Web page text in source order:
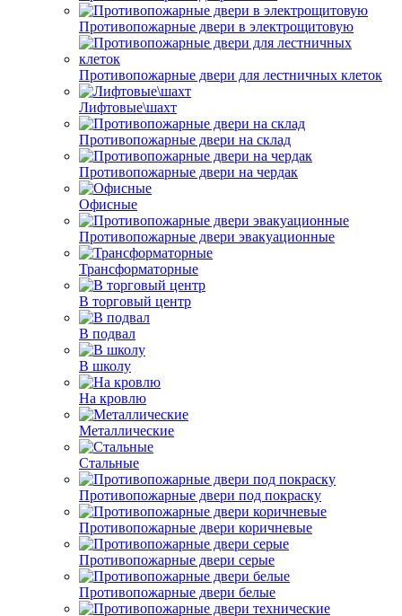
Противопожарные двери в электрощитовую
Противопожарные двери для лестничных клеток
Лифтовые\шахт
Противопожарные двери на склад
Противопожарные двери на чердак
Офисные
Противопожарные двери эвакуационные
Трансформаторные
В торговый центр
В подвал
В школу
На кровлю
Металлические
Стальные
Противопожарные двери под покраску
Противопожарные двери коричневые
Противопожарные двери серые
Противопожарные двери белые